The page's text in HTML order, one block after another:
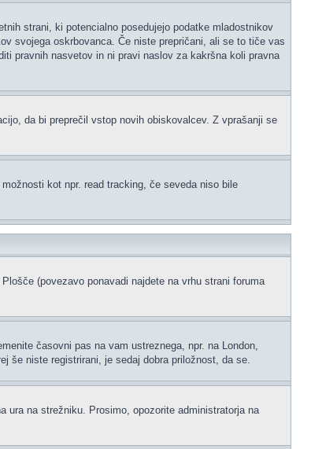
strani, ki potencialno posedujejo podatke mladostnikov
svojega oskrbovanca. Če niste prepričani, ali se to tiče vas
pravnih nasvetov in ni pravi naslov za kakršna koli pravna
da bi preprečil vstop novih obiskovalcev. Z vprašanji se
kot npr. read tracking, če seveda niso bile
(povezavo ponavadi najdete na vrhu strani foruma
časovni pas na vam ustreznega, npr. na London,
še niste registrirani, je sedaj dobra priložnost, da se.
ura na strežniku. Prosimo, opozorite administratorja na